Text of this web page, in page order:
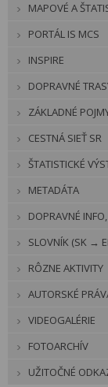
MAPOVÉ A
PORTÁL IS MCS
INSPIRE
DOPRAVNÉ
ZÁKLADNÉ
CESTNÁ SIEŤ SR
ŠTATISTICKÉ
METADÁTA
DOPRAVNÉ
SLOVNÍK (SK →
RÔZNE AKTIVITY
AUTORSKÉ
VIDEOGALÉRIE
FOTOARCHÍV
UŽITOČNÉ